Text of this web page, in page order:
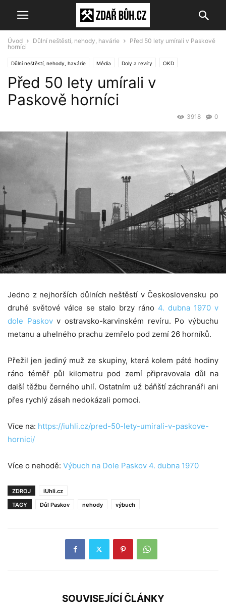
Úvod Důlní neštěstí, nehody, havárie
Před 50 lety umírali v Paskově
horníci
Důlní neštěstí, nehody, havárie Média Doly a revíry OKD
Před 50 lety umírali v
Paskově horníci
0
3918
Jedno z nejhorších důlních neštěstí v Československu po
druhé světové válce se stalo brzy ráno 4. dubna 1970 v
dole Paskovv ostravsko-karvinském revíru. Po výbuchu
metanu a uhelného prachu zemřelo pod zemí 26 horníků.
Přežil jen jediný muž ze skupiny, která kolem páté hodiny
ráno téměř půl kilometru pod zemí připravovala důl na
další těžbu černého uhlí. Ostatním už báňští záchranáři ani
přes rychlý zásah nedokázali pomoci.
Více na: https://iuhli.cz/pred-50-lety-umirali-v-paskove-
hornici/
Více o nehodě: Výbuch na Dole Paskov 4. dubna 1970
ZDROJ
iUhli.cz
TAGY
Důl Paskov nehody výbuch
SOUVISEJÍCÍ ČLÁNKY